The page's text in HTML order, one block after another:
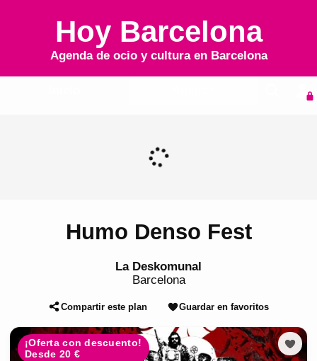
Hoy Barcelona
Agenda de ocio y cultura en Barcelona
Humo Denso Fest
La Deskomunal
Barcelona
Compartir este plan Guardar en favoritos
¡Oferta con descuento!
Desde 20 €